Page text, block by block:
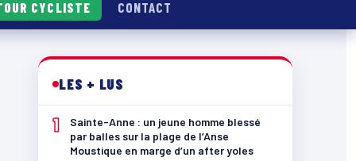
CYCLISTE CONTACT
LES + LUS
1
Sainte-Anne : un jeune homme blessé
par balles sur la plage de l’Anse
Moustique en marge d’un after yoles